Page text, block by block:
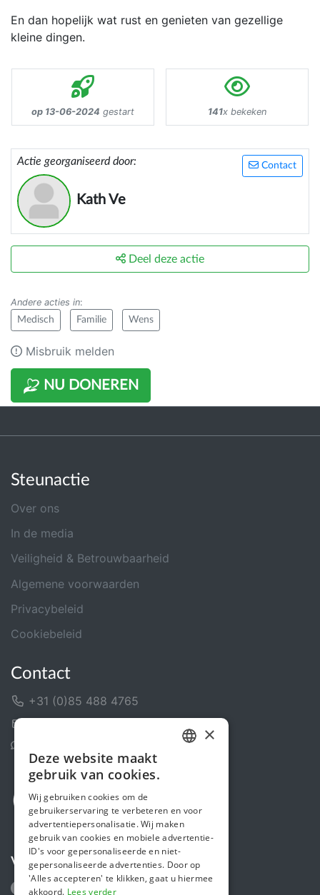
En dan hopelijk wat rust en genieten van gezellige
kleine dingen.
op 13-06-2024 gestart 141x bekeken
Contact
Actie georganiseerd door:
Kath Ve
NU DONEREN
Deel deze actie
Andere acties in:
Medisch Familie Wens
Misbruik melden
Steunactie
Over ons
In de media
Veiligheid & Betrouwbaarheid
Algemene voorwaarden
Privacybeleid
Cookiebeleid
Contact
+31 (0)85 488 4765
Volg ons
ENGLISH
×
Deze website maakt
gebruik van cookies.
Wij gebruiken cookies om de
gebruikerservaring te verbeteren en voor
advertentiepersonalisatie. Wij maken
gebruik van cookies en mobiele advertentie-
ID's voor gepersonaliseerde en niet-
gepersonaliseerde advertenties. Door op
'Alles accepteren' te klikken, gaat u hiermee
akkoord. Lees verder